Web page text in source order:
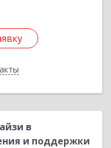
в
и поддержки